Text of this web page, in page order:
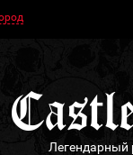
Легендарный